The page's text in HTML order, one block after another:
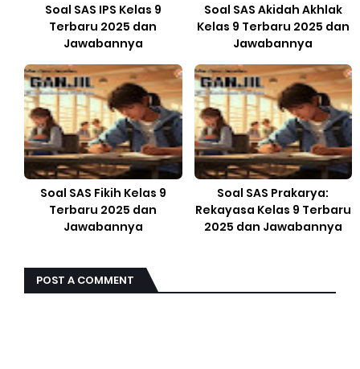
Soal SAS IPS Kelas 9
Terbaru 2025 dan
Jawabannya
Soal SAS Akidah Akhlak
Kelas 9 Terbaru 2025 dan
Jawabannya
Soal SAS Fikih Kelas 9
Terbaru 2025 dan
Jawabannya
Soal SAS Prakarya:
Rekayasa Kelas 9 Terbaru
2025 dan Jawabannya
POST A COMMENT